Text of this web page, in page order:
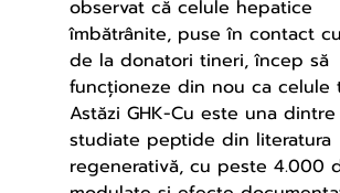
observat că celule hepatice
îmbătrânite, puse în contact
de la donatori tineri, încep să
funcționeze din nou ca celule
Astăzi GHK-Cu este una
studiate peptide din literatura
regenerativă, cu peste 4.000